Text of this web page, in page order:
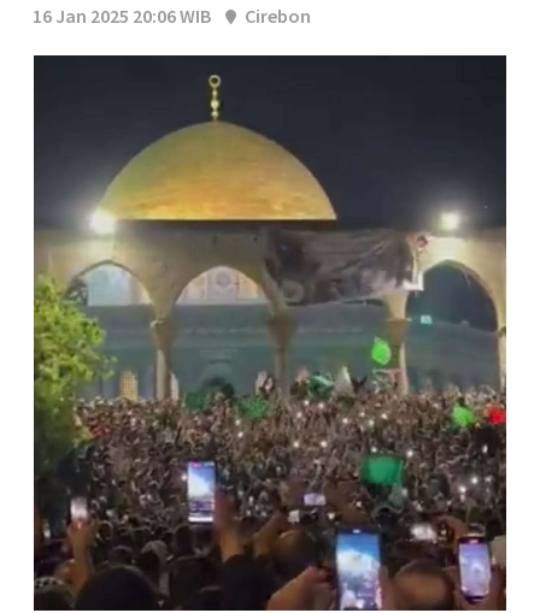
16 Jan 2025 20:06 WIB
Cirebon